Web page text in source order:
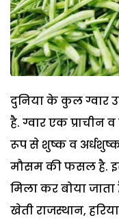
दुनिया के कुल ग्वार
है. ग्वार एक
रूप से शुष्क व
मौसम की फसल है.
मिला कर बोया
खेती राजस्थान,